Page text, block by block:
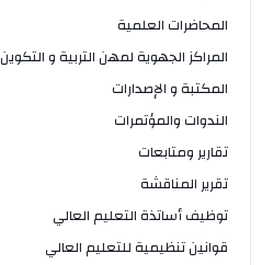
المحاضرات العلمية
المراكز الجهوية لمهن التربية و التكوين
المكتبة و الإصدارات
الندوات والمؤتمرات
تقارير ومتابعات
تقرير المناقشة
توظيف أساتذة التعليم العالي
قوانين تنظيمية للتعليم العالي